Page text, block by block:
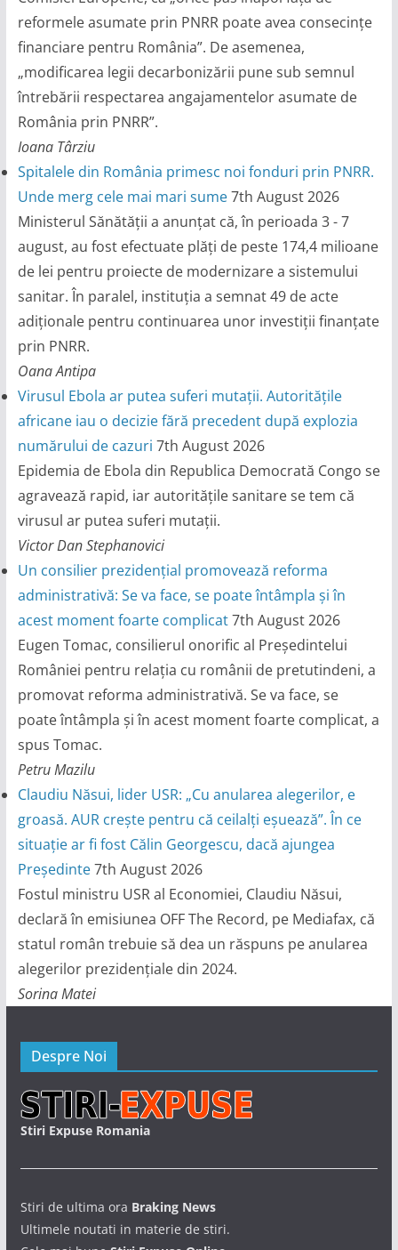
reformele asumate prin PNRR poate avea consecințe
financiare pentru România”. De asemenea,
„modificarea legii decarbonizării pune sub semnul
întrebării respectarea angajamentelor asumate de
România prin PNRR”.
Ioana Târziu
Spitalele din România primesc noi fonduri prin PNRR.
Unde merg cele mai mari sume7th August 2026
Ministerul Sănătății a anunțat că, în perioada 3 - 7
august, au fost efectuate plăți de peste 174,4 milioane
de lei pentru proiecte de modernizare a sistemului
sanitar. În paralel, instituția a semnat 49 de acte
adiționale pentru continuarea unor investiții finanțate
prin PNRR.
Oana Antipa
Virusul Ebola ar putea suferi mutații. Autoritățile
africane iau o decizie fără precedent după explozia
numărului de cazuri 7th August 2026
Epidemia de Ebola din Republica Democrată Congo se
agravează rapid, iar autoritățile sanitare se tem că
virusul ar putea suferi mutații.
Victor Dan Stephanovici
Un consilier prezidențial promovează reforma
administrativă: Se va face, se poate întâmpla și în
acest moment foarte complicat7th August 2026
Eugen Tomac, consilierul onorific al Președintelui
României pentru relația cu românii de pretutindeni, a
promovat reforma administrativă. Se va face, se
poate întâmpla și în acest moment foarte complicat, a
spus Tomac.
Petru Mazilu
Claudiu Năsui, lider USR: „Cu anularea alegerilor, e
groasă. AUR crește pentru că ceilalți eșuează”. În ce
situație ar fi fost Călin Georgescu, dacă ajungea
Președinte7th August 2026
Fostul ministru USR al Economiei, Claudiu Năsui,
declară în emisiunea OFF The Record, pe Mediafax, că
statul român trebuie să dea un răspuns pe anularea
alegerilor prezidențiale din 2024.
Sorina Matei
Despre Noi
Stiri Expuse Romania
Stiri de ultima ora Braking News
Ultimele noutati in materie de stiri.